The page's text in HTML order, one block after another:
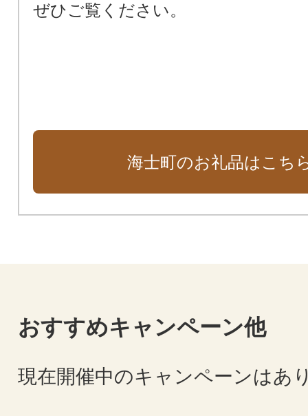
ぜひご覧ください。
海士町のお礼品はこち
おすすめキャンペーン他
現在開催中のキャンペーンはあ